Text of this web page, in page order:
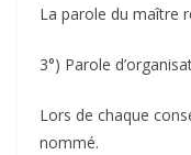
La parole du maître
3°) Parole
Lors de chaque
nommé.